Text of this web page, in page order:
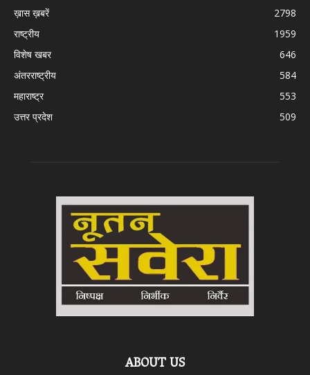
ख़ास ख़बरें
2798
राष्ट्रीय
1959
विशेष खबर
646
अंतरराष्ट्रीय
584
महाराष्ट्र
553
उत्तर प्रदेश
509
ABOUT US